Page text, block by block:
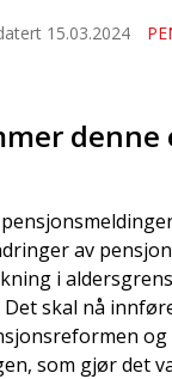
15.03.2024
denne
av
i
skal nå
og
som gjør det